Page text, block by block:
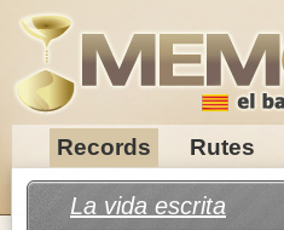
Records Rutes
La vida escrita